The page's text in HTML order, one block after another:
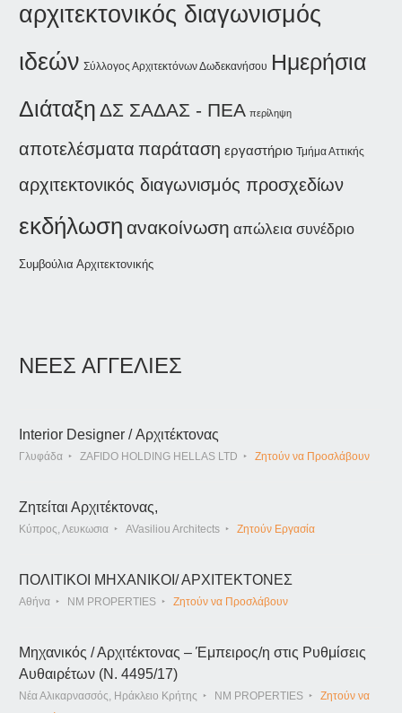
αρχιτεκτονικός διαγωνισμός
ιδεών Σύλλογος Αρχιτεκτόνων Δωδεκανήσου Ημερήσια
Διάταξη ΔΣ ΣΑΔΑΣ - ΠΕΑ περίληψη
αποτελέσματα παράταση εργαστήριο Τμήμα Αττικής
αρχιτεκτονικός διαγωνισμός προσχεδίων
εκδήλωση ανακοίνωση απώλεια συνέδριο
Συμβούλια Αρχιτεκτονικής
ΝΕΕΣ ΑΓΓΕΛΙΕΣ
Interior Designer / Αρχιτέκτονας
Γλυφάδα ZAFIDO HOLDING HELLAS LTD Ζητούν να Προσλάβουν
Ζητείται Αρχιτέκτονας,
Κύπρος, Λευκωσια AVasiliou Architects Ζητούν Εργασία
ΠΟΛΙΤΙΚΟΙ ΜΗΧΑΝΙΚΟΙ/ ΑΡΧΙΤΕΚΤΟΝΕΣ
Αθήνα NM PROPERTIES Ζητούν να Προσλάβουν
Μηχανικός / Αρχιτέκτονας – Έμπειρος/η στις Ρυθμίσεις
Αυθαιρέτων (Ν. 4495/17)
Νέα Αλικαρνασσός, Ηράκλειο Κρήτης NM PROPERTIES
Ζητούν να